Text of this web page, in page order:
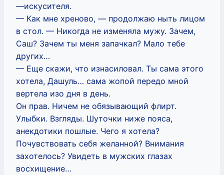
—искусителя.
— Как мне хреново, — продолжаю ныть лицом
в стол. — Никогда не изменяла мужу. Зачем,
Саш? Зачем ты меня запачкал? Мало тебе
других…
— Еще скажи, что изнасиловал. Ты сама этого
хотела, Дашуль… сама жопой передо мной
вертела изо дня в день.
Он прав. Ничем не обязывающий флирт.
Улыбки. Взгляды. Шуточки ниже пояса,
анекдотики пошлые. Чего я хотела?
Почувствовать себя желанной? Внимания
захотелось? Увидеть в мужских глазах
восхищение…